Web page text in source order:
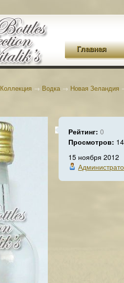
Главная
Коллекция → Водка→ Новая Зеландия
Рейтинг: 0
Просмотров:
15 ноября 2012